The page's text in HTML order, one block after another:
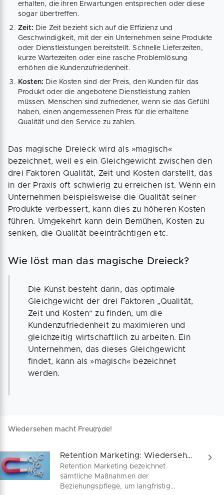
erhalten, die ihren Erwartungen entsprechen oder diese
sogar übertreffen.
Zeit: Die Zeit bezieht sich auf die Effizienz und
Geschwindigkeit, mit der ein Unternehmen seine Produkte
oder Dienstleistungen bereitstellt. Schnelle Lieferzeiten,
kurze Wartezeiten oder eine rasche Problemlösung
erhöhen die Kundenzufriedenheit.
Kosten: Die Kosten sind der Preis, den Kunden für das
Produkt oder die angebotene Dienstleistung zahlen
müssen. Menschen sind zufriedener, wenn sie das Gefühl
haben, einen angemessenen Preis für die erhaltene
Qualität und den Service zu zahlen.
Das magische Dreieck wird als »magisch«
bezeichnet, weil es ein Gleichgewicht zwischen den
drei Faktoren Qualität, Zeit und Kosten darstellt, das
in der Praxis oft schwierig zu erreichen ist. Wenn ein
Unternehmen beispielsweise die Qualität seiner
Produkte verbessert, kann dies zu höheren Kosten
führen. Umgekehrt kann dein Bemühen, Kosten zu
senken, die Qualität beeinträchtigen etc.
Wie löst man das magische Dreieck?
Die Kunst besteht darin, das optimale
Gleichgewicht der drei Faktoren „Qualität,
Zeit und Kosten“ zu finden, um die
Kundenzufriedenheit zu maximieren und
gleichzeitig wirtschaftlich zu arbeiten. Ein
Unternehmen, das dieses Gleichgewicht
findet, kann als »magisch« bezeichnet
werden.
Wiedersehen macht Freu(n)de!
Retention Marketing: Wiedersehen macht Freu(n)de
Retention Marketing bezeichnet
sämtliche Maßnahmen der
Beziehungspflege, um langfristig